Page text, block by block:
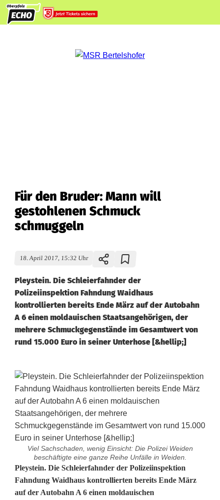
Für den Bruder: Mann will
gestohlenen Schmuck
schmuggeln
18. April 2017, 15:32 Uhr
Pleystein. Die Schleierfahnder der
Polizeiinspektion Fahndung Waidhaus
kontrollierten bereits Ende März auf der Autobahn
A 6 einen moldauischen Staatsangehörigen, der
mehrere Schmuckgegenstände im Gesamtwert von
rund 15.000 Euro in seiner Unterhose [&hellip;]
Viel Sachschaden, wenig Einsicht: Die Polizei Weiden
beschäftigte eine ganze Reihe Unfälle in Weiden.
F
ü
Pleystein. Die Schleierfahnder der Polizeiinspektion
Fahndung Waidhaus kontrollierten bereits Ende März
auf der Autobahn A 6 einen moldauischen